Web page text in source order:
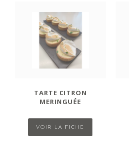
TARTE CITRON
MERINGUÉE
VOIR LA FICHE